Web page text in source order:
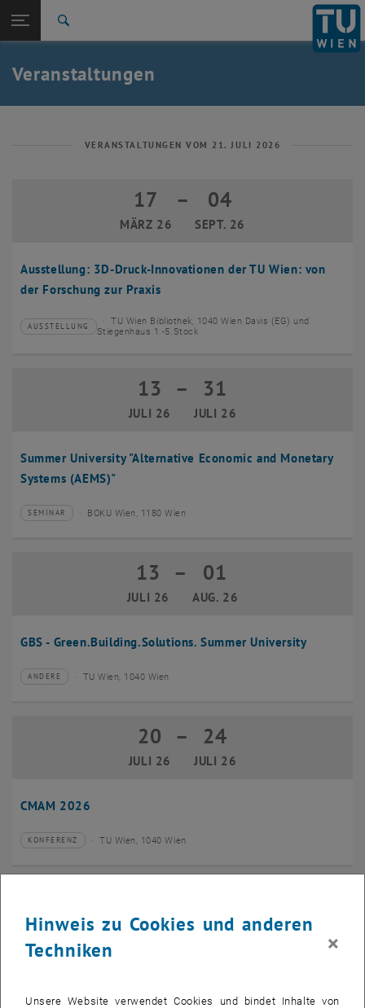
TU Login
Quicklinks
Quicklinks-Menü umschalten
Studium
Karriere
Zurück: Subseiten von Aktuelles auflisten
Aktuelles
Veranstaltungen
VERANSTALTUNGEN VOM 21. JULI 2026
Ausstellung: 3D-Druck-Innovationen der TU Wien: von
der Forschung zur Praxis
17
MÄRZ 26
17 März 2026 bis 04 September 2026
– 04
SEPT. 26
Veranstaltungstyp:
AUSSTELLUNG
Veranstaltungsort:
TU Wien Bibliothek, 1040 Wien Davis (EG) und
Stiegenhaus 1.-5.Stock
Summer University "Alternative Economic and Monetary
Systems (AEMS)"
13
JULI 26
13 Juli 2026 bis 31 Juli 2026
– 31
JULI 26
Veranstaltungstyp:
SEMINAR
Veranstaltungsort:BOKU Wien, 1180 Wien
GBS - Green.Building.Solutions. Summer University
13
JULI 26
13 Juli 2026 bis 01 August 2026
– 01
AUG. 26
Veranstaltungstyp:
ANDERE
Veranstaltungsort:TU Wien, 1040 Wien
CMAM 2026
20
JULI 26
20 Juli 2026 bis 24 Juli 2026
– 24
JULI 26
Veranstaltungstyp:
KONFERENZ
Veranstaltungsort: TU Wien, 1040 Wien
EMBA Online Info Session mit Dekan Prof. Dr. Wolfgang
JULI 26
Hinweis zu Cookies und anderen
Techniken
×
Unsere Website verwendet Cookies und bindet Inhalte von